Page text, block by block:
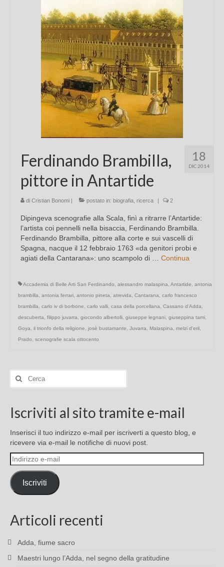
Chi sono
Contatti
18
DIC 2014
Ferdinando Brambilla,
pittore in Antartide
di Cristian Bonomi | postato in: biografia ricerca | 2
Dipingeva scenografie alla Scala, finì a ritrarre l’Antartide:
l’artista coi pennelli nella bisaccia, Ferdinando Brambilla.
Ferdinando Brambilla, pittore alla corte e sui vascelli di
Spagna, nacque il 12 febbraio 1763 «da genitori probi e
agiati della Cantarana»: uno scampolo di … Continua
Accademia di Belle Arti San Ferdinando alessandro malaspina Antartide
antonia
brambilla
antonia ferrari antonio pineta atrevida Cantarana
carlo francesco
brambilla
carlo iv di borbone carlo valli casa della porcellana Cassano d'Adda
descuberta
filippo juvarra giocondo albertolli giuseppe legnani giuseppina tami
Goya
il trionfo della religione josè bustamante Juvarra Malaspina melzi d'eril
Prado
scenografie scala ottocento
Cerca:
Iscriviti al sito tramite e-mail
Inserisci il tuo indirizzo e-mail per iscriverti a questo blog, e
ricevere via e-mail le notifiche di nuovi post.
Indirizzo
e-
mail
Iscriviti
Articoli recenti
Adda, fiume sacro
Maestri lungo l’Adda, nel segno della gratitudine